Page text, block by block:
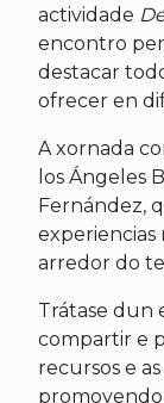
actividade
encontro
destacar
ofrecer en
A xornada
los Ángeles
Fernández,
experiencias
arredor do
Trátase dun
compartir e
recursos e